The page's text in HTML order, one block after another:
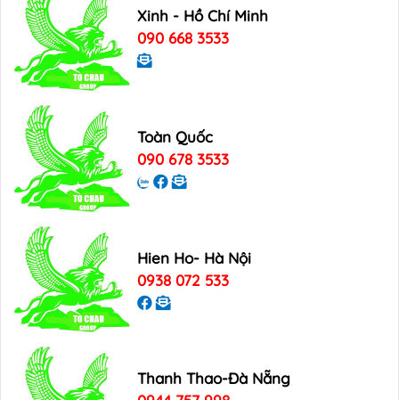
Xinh - Hồ Chí Minh
090 668 3533
Toàn Quốc
090 678 3533
Hien Ho- Hà Nội
0938 072 533
Thanh Thao-Đà Nẵng